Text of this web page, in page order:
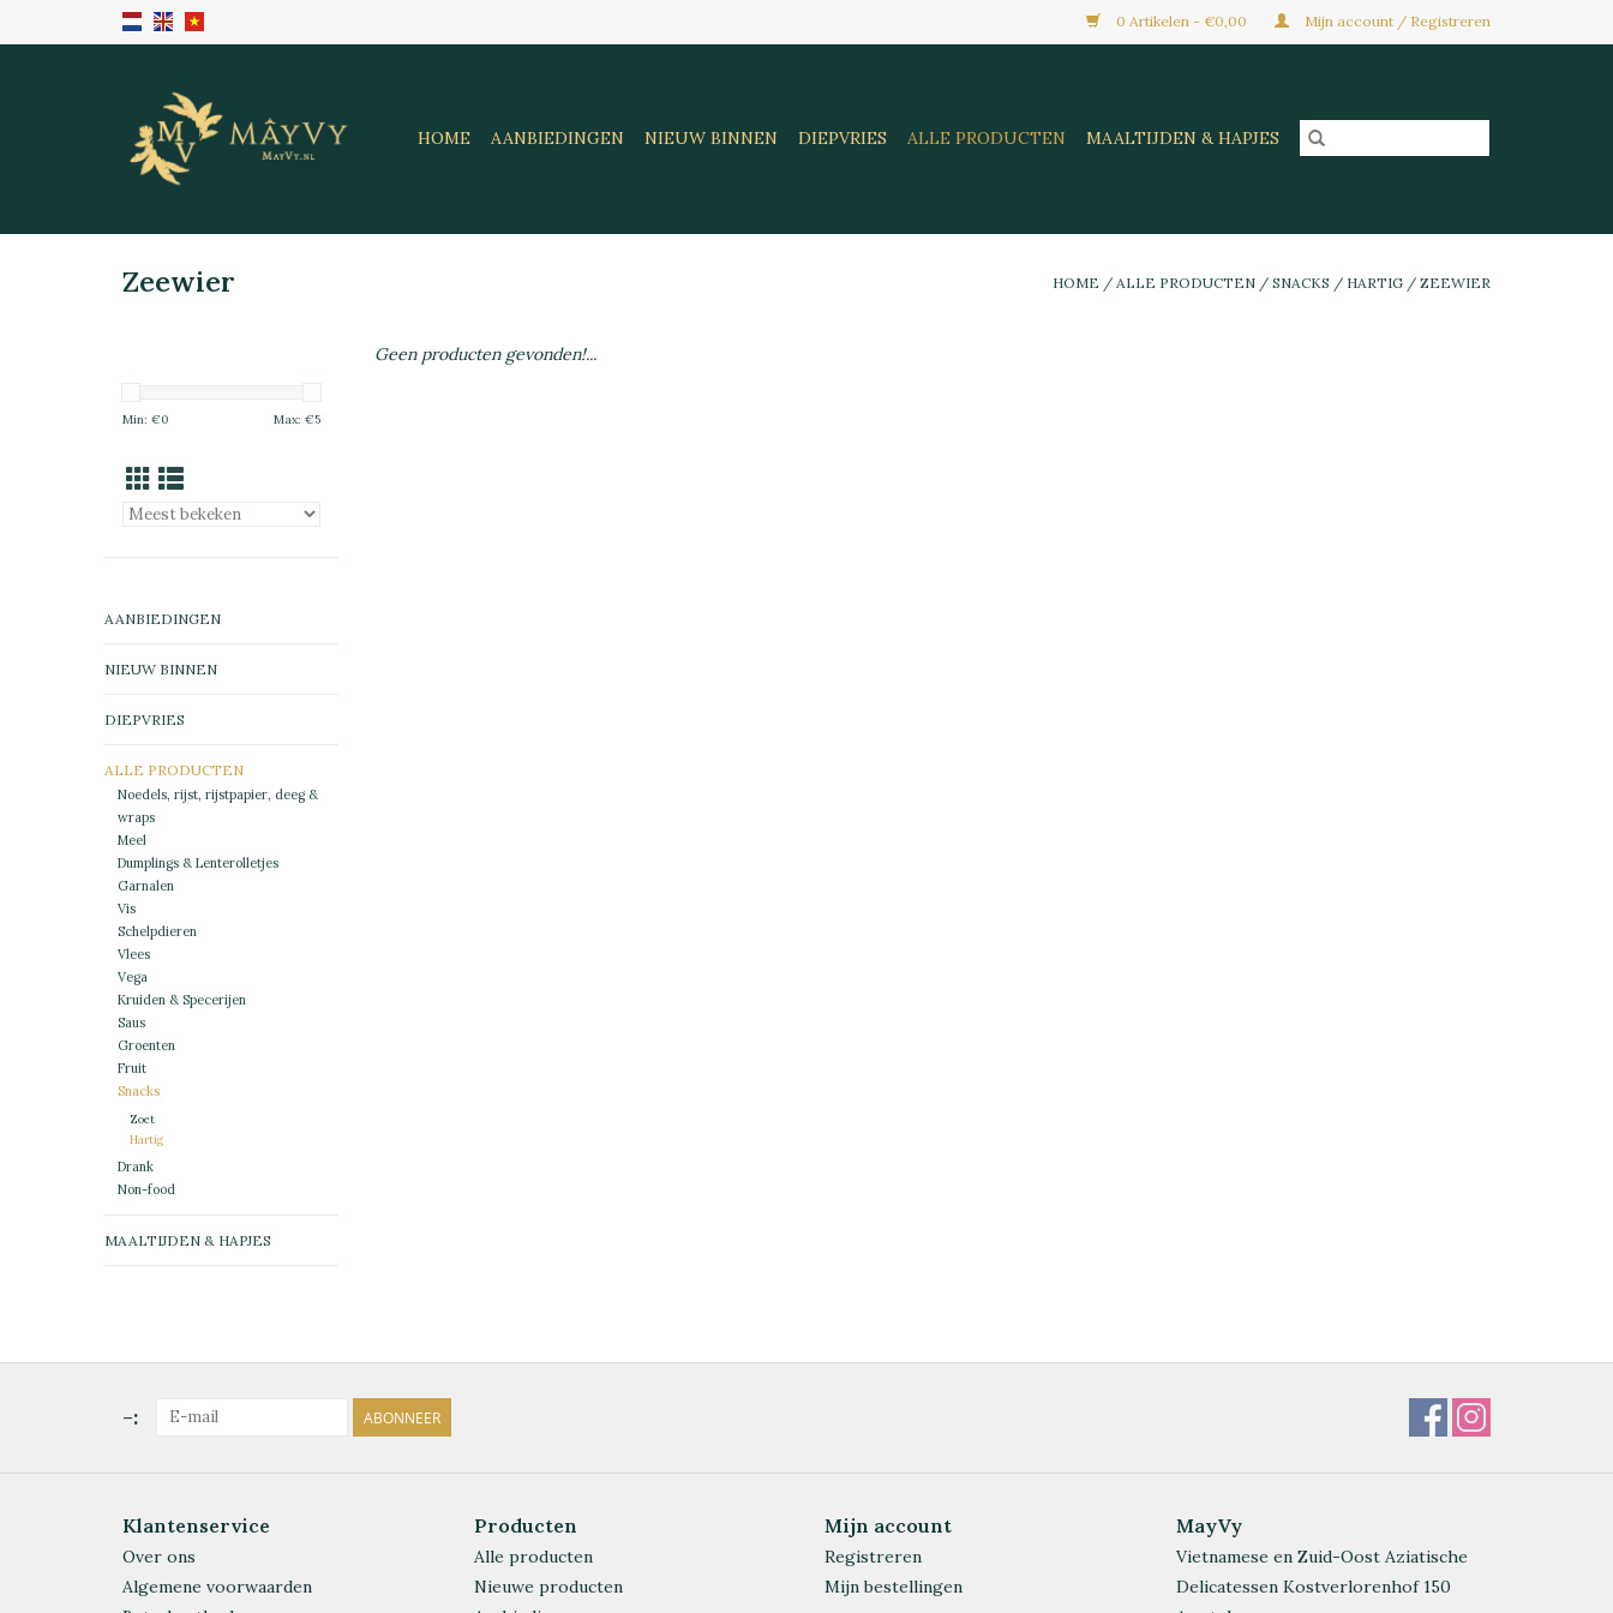
0 Artikelen - €0,00 Mijn account / Registreren
HOME AANBIEDINGEN NIEUW BINNEN DIEPVRIES ALLE PRODUCTEN MAALTIJDEN & HAPJES
Zeewier HOME / ALLE PRODUCTEN / SNACKS / HARTIG / ZEEWIER
Min: €0 Max: €5
AANBIEDINGEN
NIEUW BINNEN
DIEPVRIES
ALLE PRODUCTEN
Noedels, rijst, rijstpapier, deeg &
wraps
Meel
Dumplings & Lenterolletjes
Garnalen
Vis
Schelpdieren
Vlees
Vega
Kruiden & Specerijen
Saus
Groenten
Fruit
Snacks
Zoet
Hartig
Drank
Non-food
MAALTIJDEN & HAPJES
Geen producten gevonden!...
-: ABONNEER
Klantenservice
Over ons
Algemene voorwaarden
Producten
Alle producten
Nieuwe producten
Mijn account
Registreren
Mijn bestellingen
MayVy
Vietnamese en Zuid-Oost Aziatische
Delicatessen Kostverlorenhof 150